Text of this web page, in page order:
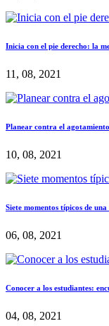
Inicia con el pie derecho: la
11, 08, 2021
Planear contra el
10, 08, 2021
Siete momentos típicos de una
06, 08, 2021
Conocer a los estudiantes:
04, 08, 2021